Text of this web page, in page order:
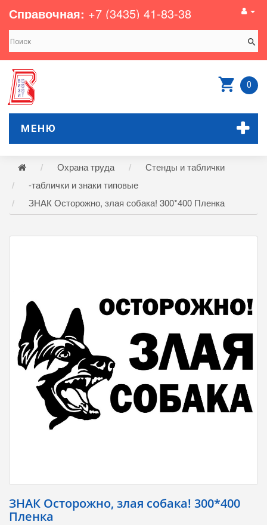
Справочная: +7 (3435) 41-83-38
0
МЕНЮ
Охрана труда
Стенды и таблички
-таблички и знаки типовые
ЗНАК Осторожно, злая собака! 300*400 Пленка
ЗНАК Осторожно, злая собака! 300*400
Пленка